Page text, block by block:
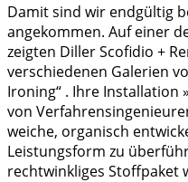
Damit sind wir endgültig
angekommen. Auf einer
zeigten Diller Scofidio +
verschiedenen Galerien
Ironing“ . Ihre Installation
von
weiche, organisch
Leistungsform zu
rechtwinkliges Stoffpaket